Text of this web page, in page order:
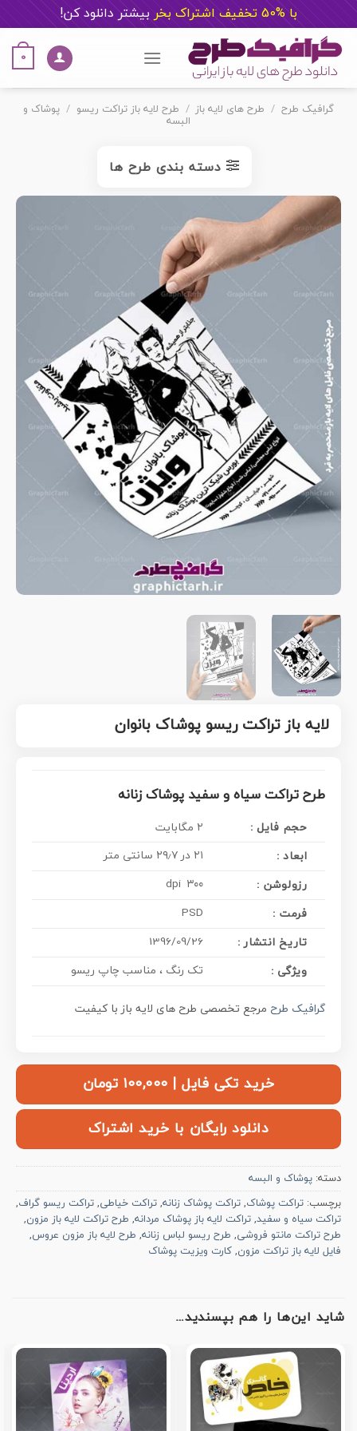
با %50 تخفیف اشتراک بخر بیشتر دانلود کن!
content
0
گرافیک طرح / طرح های لایه باز / طرح لایه باز تراکت ریسو / پوشاک و
البسه
دسته بندی طرح ها
لایه باز تراکت ریسو پوشاک بانوان
طرح تراکت سیاه و سفید پوشاک زنانه
حجم فایل :
۲ مگابایت
ابعاد :
۲۱ در ۲۹٫۷ سانتی متر
رزولوشن :
۳۰۰ dpi
فرمت :
PSD
تاریخ انتشار :
1396/09/26
ویژگی :
تک رنگ ، مناسب چاپ ریسو
گرافیک طرح مرجع تخصصی طرح های لایه باز با کیفیت
خرید تکی فایل | ۱۰۰,۰۰۰ تومان
دانلود رایگان با خرید اشتراک
دسته: پوشاک و البسه
برچسب: تراکت پوشاک, تراکت پوشاک زنانه, تراکت خیاطی, تراکت ریسو گراف,
تراکت سیاه و سفید, تراکت لایه باز پوشاک مردانه, طرح تراکت لایه باز مزون,
طرح تراکت مانتو فروشی, طرح ریسو لباس زنانه, طرح لایه باز مزون عروس,
فایل لایه باز تراکت مزون, کارت ویزیت پوشاک
شاید این‌ها را هم بپسندید…